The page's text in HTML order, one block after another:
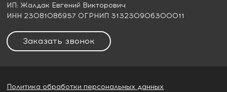
ИП: Жалдак Евгений Викторович
ИНН 23081086957 ОГРНИП 313230906300011
Заказать звонок
Политика обработки персональных данных